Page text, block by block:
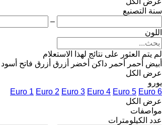
سنة التصنيع
–
اللون
لم يتم العثور على نتائج لهذا الاستعلام
أبيض أحمر أحمر داكن أخضر أزرق أزرق فاتح أسود
عرض الكل
يورو
Euro 1 Euro 2 Euro 3 Euro 4 Euro 5 Euro 6
عرض الكل
مواصفات
عدد الكيلومترات